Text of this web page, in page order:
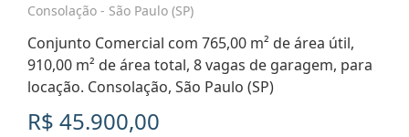
Consolação - São Paulo (SP)
Conjunto Comercial com 765,00 m² de área útil,
910,00 m² de área total, 8 vagas de garagem, para
locação. Consolação, São Paulo (SP)
R$ 45.900,00